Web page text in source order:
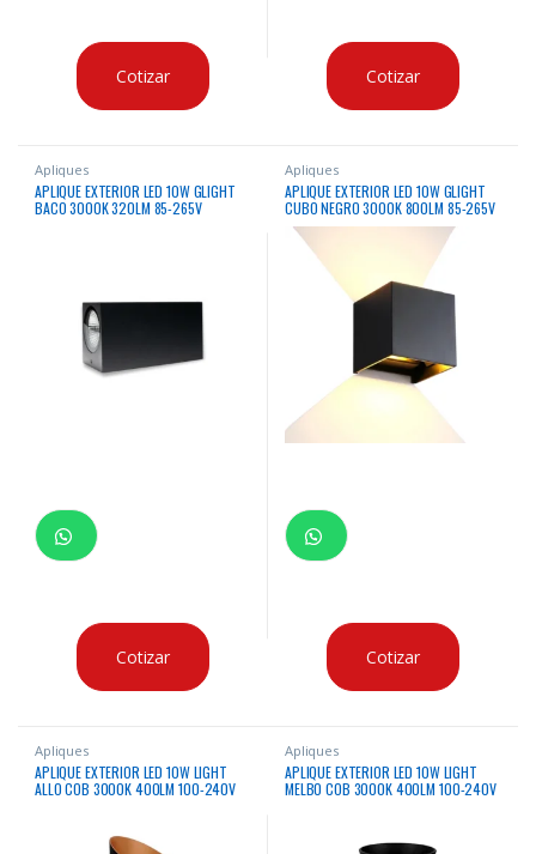
Cotizar Cotizar
Apliques
APLIQUE EXTERIOR LED 10W GLIGHT
BACO 3000K 320LM 85-265V
Cotizar
Apliques
APLIQUE EXTERIOR LED 10W GLIGHT
CUBO NEGRO 3000K 800LM 85-265V
Cotizar
Apliques
APLIQUE EXTERIOR LED 10W LIGHT
ALLO COB 3000K 400LM 100-240V
Apliques
APLIQUE EXTERIOR LED 10W LIGHT
MELBO COB 3000K 400LM 100-240V